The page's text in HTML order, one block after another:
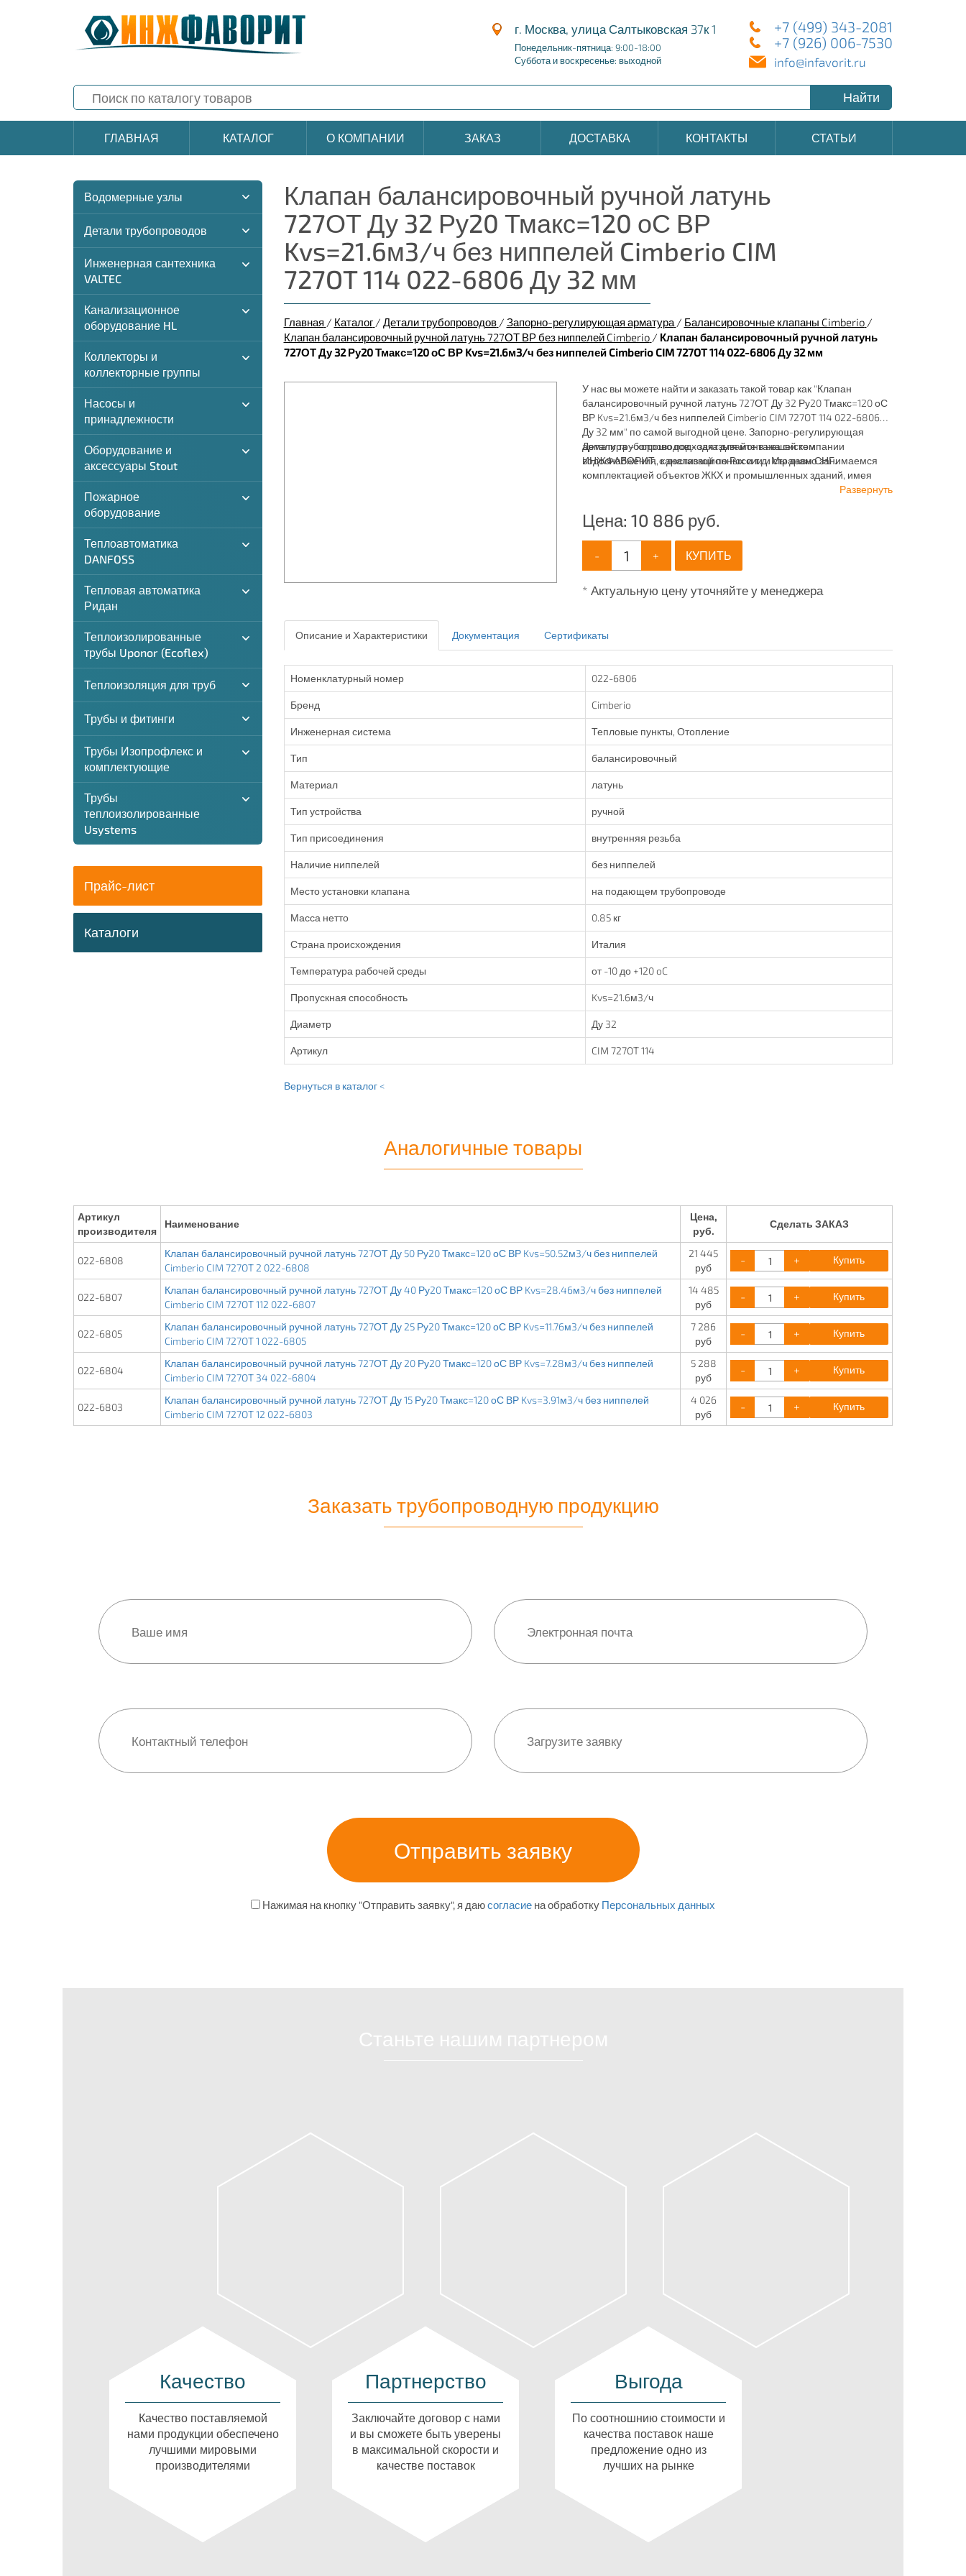
г. Москва, улица Салтыковская 37к 1
Понедельник-пятница: 9:00-18:00
Суббота и воскресенье: выходной
+7 (499) 343-2081
+7 (926) 006-7530
info@infavorit.ru
Найти
ГЛАВНАЯ КАТАЛОГ О КОМПАНИИ ЗАКАЗ ДОСТАВКА КОНТАКТЫ СТАТЬИ
Водомерные узлы
Детали трубопроводов
Инженерная сантехника
VALTEC
Канализационное
оборудование HL
Коллекторы и
коллекторные группы
Насосы и
принадлежности
Оборудование и
аксессуары Stout
Пожарное
оборудование
Теплоавтоматика
DANFOSS
Тепловая автоматика
Ридан
Теплоизолированные
трубы Uponor (Ecoflex)
Теплоизоляция для труб
Трубы и фитинги
Трубы Изопрофлекс и
комплектующие
Трубы
теплоизолированные
Usystems
Прайс-лист
Каталоги
Клапан балансировочный ручной латунь
727ОТ Ду 32 Ру20 Тмакс=120 оС ВР
Kvs=21.6м3/ч без ниппелей Cimberio CIM
727OT 114 022-6806 Ду 32 мм
Главная / Каталог / Детали трубопроводов / Запорно-регулирующая арматура / Балансировочные клапаны Cimberio /
Клапан балансировочный ручной латунь 727ОТ ВР без ниппелей Cimberio / Клапан балансировочный ручной латунь
727ОТ Ду 32 Ру20 Тмакс=120 оС ВР Kvs=21.6м3/ч без ниппелей Cimberio CIM 727OT 114 022-6806 Ду 32 мм
У нас вы можете найти и заказать такой товар как "Клапан
балансировочный ручной латунь 727ОТ Ду 32 Ру20 Тмакс=120 оС
ВР Kvs=21.6м3/ч без ниппелей Cimberio CIM 727OT 114 022-6806
Ду 32 мм" по самой выгодной цене. Запорно-регулирующая
арматура - хорошо подходят для монтажа систем
водоснабжения, канализационных и т.д. Мы давно занимаемся
комплектацией объектов ЖКХ и промышленных зданий, имея
широкий ассортимент продукции для систем: отопления,
Детали трубопроводов - заказывайте в нашей компании
ИНЖФАВОРИТ, с доставкой по России и странам СНГ.
Развернуть
Цена: 10 886 руб.
- + КУПИТЬ
* Актуальную цену уточняйте у менеджера
Описание и Характеристики Документация Сертификаты
Номенклатурный номер 022-6806
Бренд Cimberio
Инженерная система Тепловые пункты, Отопление
Тип балансировочный
Материал латунь
Тип устройства ручной
Тип присоединения внутренняя резьба
Наличие ниппелей без ниппелей
Место установки клапана на подающем трубопроводе
Масса нетто 0.85 кг
Страна происхождения Италия
Температура рабочей среды от -10 до +120 oC
Пропускная способность Kvs=21.6м3/ч
Диаметр Ду 32
Артикул CIM 727OT 114
Вернуться в каталог <
Аналогичные товары
Артикул
производителя
Наименование
Цена,
руб.
Сделать ЗАКАЗ
022-6808
Клапан балансировочный ручной латунь 727ОТ Ду 50 Ру20 Тмакс=120 оС ВР Kvs=50.52м3/ч без ниппелей
Cimberio CIM 727OT 2 022-6808
21 445
руб
- + Купить
022-6807
Клапан балансировочный ручной латунь 727ОТ Ду 40 Ру20 Тмакс=120 оС ВР Kvs=28.46м3/ч без ниппелей
Cimberio CIM 727OT 112 022-6807
14 485
руб
- + Купить
022-6805
Клапан балансировочный ручной латунь 727ОТ Ду 25 Ру20 Тмакс=120 оС ВР Kvs=11.76м3/ч без ниппелей
Cimberio CIM 727OT 1 022-6805
7 286
руб
- + Купить
022-6804
Клапан балансировочный ручной латунь 727ОТ Ду 20 Ру20 Тмакс=120 оС ВР Kvs=7.28м3/ч без ниппелей
Cimberio CIM 727OT 34 022-6804
5 288
руб
- + Купить
022-6803
Клапан балансировочный ручной латунь 727ОТ Ду 15 Ру20 Тмакс=120 оС ВР Kvs=3.91м3/ч без ниппелей
Cimberio CIM 727OT 12 022-6803
4 026
руб
- + Купить
Заказать трубопроводную продукцию
Нажимая на кнопку "Отправить заявку", я даюсогласие на обработку Персональных данных
Качество
Качество поставляемой
нами продукции обеспечено
лучшими мировыми
производителями
Партнерство
Заключайте договор с нами
и вы сможете быть уверены
в максимальной скорости и
качестве поставок
Выгода
По соотношнию стоимости и
качества поставок наше
предложение одно из
лучших на рынке